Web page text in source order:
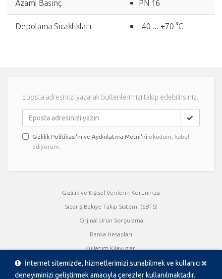
×
İnternet sitemizde, hizmetlerimizi sunabilmek ve kullanıcı
deneyiminizi geliştirmek amacıyla çerezler kullanılmaktadır.
Azami Basınç PN 16
Depolama Sıcaklıkları -40 ... +70 °C
Eposta adresinizi yazarak bültenlerimizi takip edebilirsiniz.
Gizlilik Politikası'nı ve Aydınlatma Metni'ni okudum, kabul
ediyorum.
Gizlilik ve Kişisel Verilerin Korunması
Sipariş Bakiye Takip Sistemi (SBTS)
Orjinal Ürün Sorgulama
Banka Hesapları
Kullanım Kılavuzları
Kalite Sertifikaları
Ürün Katalogları / Broşürler